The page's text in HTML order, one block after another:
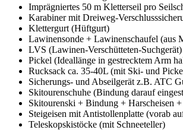
Imprägniertes 50 m Kletterseil pro
Karabiner mit Dreiweg-
Klettergurt (Hüftgurt)
Lawinensonde + Lawinenschaufel (aus
LVS (Lawinen-Verschütteten-
Pickel (Ideallänge in gestrecktem Arm
Rucksack ca. 35-40L (mit Ski- und
Sicherungs- und Abseilgerät z.B. ATC
Skitourenschuhe (Bindung darauf
Skitourenski + Bindung + Harscheisen
Steigeisen mit Antistollenplatte (vorab
Teleskopskistöcke (mit Schneeteller)